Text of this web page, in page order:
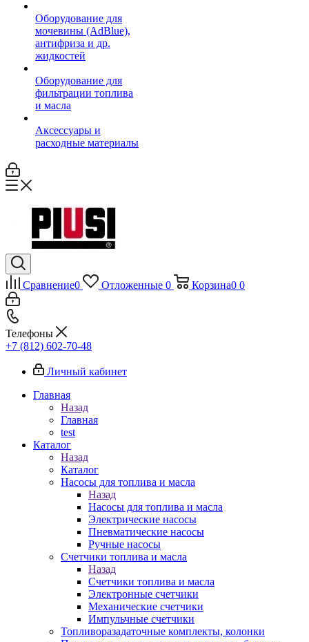
Оборудование для
мочевины (AdBlue),
антифриза и др.
жидкостей
Оборудование для
фильтрации топлива
и масла
Аксессуары и
расходные материалы
Сравнение0 Отложенные 0 Корзина0 0
Телефоны
+7 (812) 602-70-48
Личный кабинет
Главная
Назад
Главная
test
Каталог
Назад
Каталог
Насосы для топлива и масла
Назад
Насосы для топлива и масла
Электрические насосы
Пневматические насосы
Ручные насосы
Счетчики топлива и масла
Назад
Счетчики топлива и масла
Электронные счетчики
Механические счетчики
Импульчные счетчики
Топливоразадаточные комплекты, колонки